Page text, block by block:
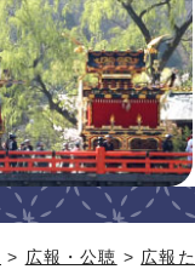
> 広報・公聴 > 広報